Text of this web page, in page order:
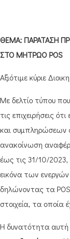
ΘΕΜΑ: ΠΑΡΑΤΑΣΗ
ΣΤΟ ΜΗΤΡΩΟPOS
Αξιότιμε κύριε
Με δελτίο τύπου
τις επιχειρήσεις
και συμπληρώσεων
ανακοίνωση
έως τις 31/10/2023,
εικόνα των
δηλώνοντας τα
στοιχεία, τα οποία
Η δυνατότητα αυτή